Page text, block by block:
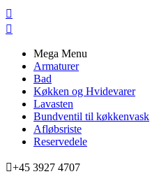


Mega Menu
Armaturer
Bad
Køkken og Hvidevarer
Lavasten
Bundventil til køkkenvask
Afløbsriste
Reservedele
+45 3927 4707